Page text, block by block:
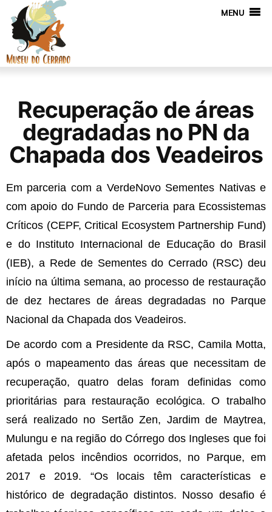
MENU
Recuperação de áreas
degradadas no PN da
Chapada dos Veadeiros
Em parceria com a VerdeNovo Sementes Nativas e
com apoio do Fundo de Parceria para Ecossistemas
Críticos (CEPF, Critical Ecosystem Partnership Fund)
e do Instituto Internacional de Educação do Brasil
(IEB), a Rede de Sementes do Cerrado (RSC) deu
início na última semana, ao processo de restauração
de dez hectares de áreas degradadas no Parque
Nacional da Chapada dos Veadeiros.
De acordo com a Presidente da RSC, Camila Motta,
após o mapeamento das áreas que necessitam de
recuperação, quatro delas foram definidas como
prioritárias para restauração ecológica. O trabalho
será realizado no Sertão Zen, Jardim de Maytrea,
Mulungu e na região do Córrego dos Ingleses que foi
afetada pelos incêndios ocorridos, no Parque, em
2017 e 2019. “Os locais têm características e
histórico de degradação distintos. Nosso desafio é